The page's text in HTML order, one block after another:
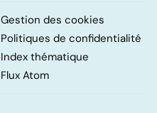
Gestion des cookies
Politiques de confidentialité
Index thématique
Flux Atom